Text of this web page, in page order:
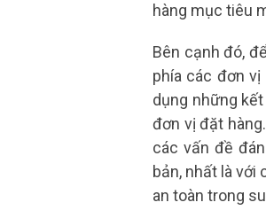
hàng mục tiêu
Bên cạnh đó,
phía các đơn
dụng những
đơn vị đặt
các vấn đề
bản, nhất là
an toàn trong